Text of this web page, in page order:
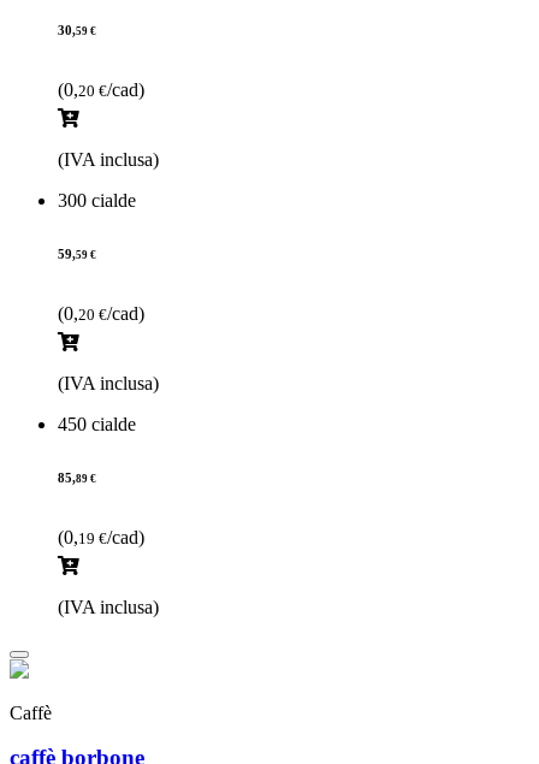
30,59 €
(0,20 €/cad)
(IVA inclusa)
300 cialde
59,59 €
(0,20 €/cad)
(IVA inclusa)
450 cialde
85,89 €
(0,19 €/cad)
(IVA inclusa)
Caffè
caffè borbone